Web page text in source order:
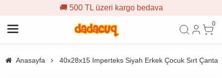
🚚 500 TL üzeri kargo bedava
0
Anasayfa 40x28x15 Imperteks Siyah Erkek Çocuk Sırt